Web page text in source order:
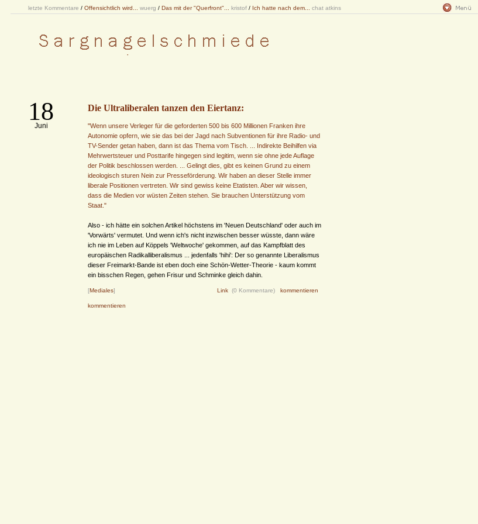
letzte Kommentare / Offensichtlich wird... wuerg / Das mit der "Querfront"... kristof / Ich hatte nach dem... chat atkins
18
Juni
Die Ultraliberalen tanzen den Eiertanz:
"Wenn unsere Verleger für die geforderten 500 bis 600 Millionen Franken ihre
Autonomie opfern, wie sie das bei der Jagd nach Subventionen für ihre Radio- und
TV-Sender getan haben, dann ist das Thema vom Tisch. ... Indirekte Beihilfen via
Mehrwertsteuer und Posttarife hingegen sind legitim, wenn sie ohne jede Auflage
der Politik beschlossen werden. ... Gelingt dies, gibt es keinen Grund zu einem
ideologisch sturen Nein zur Presseförderung. Wir haben an dieser Stelle immer
liberale Positionen vertreten. Wir sind gewiss keine Etatisten. Aber wir wissen,
dass die Medien vor wüsten Zeiten stehen. Sie brauchen Unterstützung vom
Staat."
Also - ich hätte ein solchen Artikel höchstens im 'Neuen Deutschland' oder auch im
'Vorwärts' vermutet. Und wenn ich's nicht inzwischen besser wüsste, dann wäre
ich nie im Leben auf Köppels 'Weltwoche' gekommen, auf das Kampfblatt des
europäischen Radikalliberalismus ... jedenfalls 'hihi': Der so genannte Liberalismus
dieser Freimarkt-Bande ist eben doch eine Schön-Wetter-Theorie - kaum kommt
ein bisschen Regen, gehen Frisur und Schminke gleich dahin.
[Mediales] Link (0 Kommentare) kommentieren
kommentieren